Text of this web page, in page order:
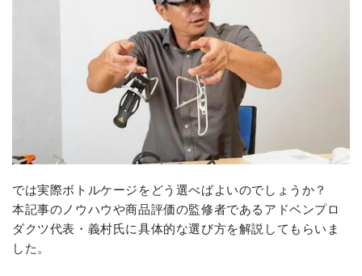
では実際ボトルケージをどう選べばよいのでしょうか？
本記事のノウハウや商品評価の監修者であるアドベンプロ
ダクツ代表・義村氏に具体的な選び方を解説してもらいま
した。